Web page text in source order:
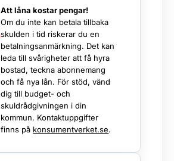
Att låna kostar pengar!
Om du inte kan betala tillbaka
skulden i tid riskerar du en
betalningsanmärkning. Det kan
leda till svårigheter att få hyra
bostad, teckna abonnemang
och få nya lån. För stöd, vänd
dig till budget- och
skuldrådgivningen i din
kommun. Kontaktuppgifter
finns på konsumentverket.se.